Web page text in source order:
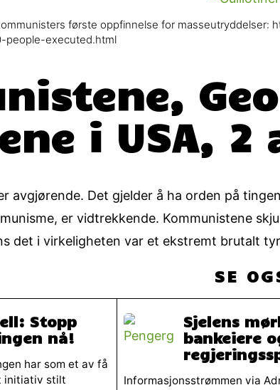
første oppfinnelse for
people-executed.html
i USA, 2
avgjørende. Det gjelder å ha orden på
er vidtrekkende. Kommunistene
det i virkeligheten var et ekstremt brutalt
SE
Stopp
nå!
har som et av få
initiativ stilt
Sjelens
bankeiere
Informasjonsstrømmen via